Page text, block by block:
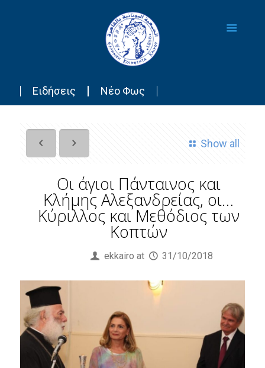
Ειδήσεις Νέο Φως
Show all
Οι άγιοι Πάνταινος και
Κλήμης Αλεξανδρείας, οι…
Κύριλλος και Μεθόδιος των
Κοπτών
ekkairo at 31/10/2018